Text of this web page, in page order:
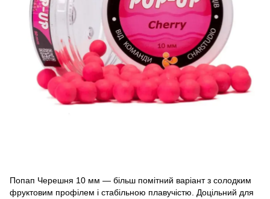
Попап Черешня 10 мм — більш помітний варіант з солодким
фруктовим профілем і стабільною плавучістю. Доцільний для